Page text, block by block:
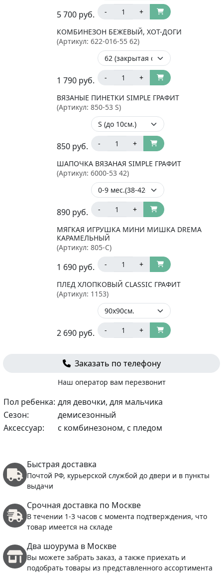
5 700 руб. - +
КОМБИНЕЗОН БЕЖЕВЫЙ, ХОТ-ДОГИ
(Артикул: 622-016-55 62)
1 790 руб. - +
ВЯЗАНЫЕ ПИНЕТКИ SIMPLE ГРАФИТ
(Артикул: 850-53 S)
850 руб. - +
ШАПОЧКА ВЯЗАНАЯ SIMPLE ГРАФИТ
(Артикул: 6000-53 42)
890 руб. - +
МЯГКАЯ ИГРУШКА МИНИ МИШКА DREMA
КАРАМЕЛЬНЫЙ
(Артикул: 805-C)
1 690 руб. - +
ПЛЕД ХЛОПКОВЫЙ CLASSIC ГРАФИТ
(Артикул: 1153)
2 690 руб. - +
Заказать по телефону
Наш оператор вам перезвонит
Пол ребенка: для девочки, для мальчика
Сезон:
демисезонный
Аксессуар:
с комбинезоном, с пледом
Быстрая доставка
Почтой РФ, курьерской службой до двери и в пункты
выдачи
Срочная доставка по Москве
В течении 1-3 часов с момента подтверждения, что
товар имеется на складе
Два шоурума в Москве
Вы можете забрать заказ, а также приехать и
подобрать товары из представленного ассортимента